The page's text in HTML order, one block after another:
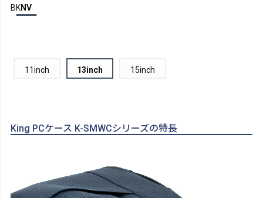
BKNV
11inch 13inch 15inch
King PCケース K-SMWCシリーズの特長